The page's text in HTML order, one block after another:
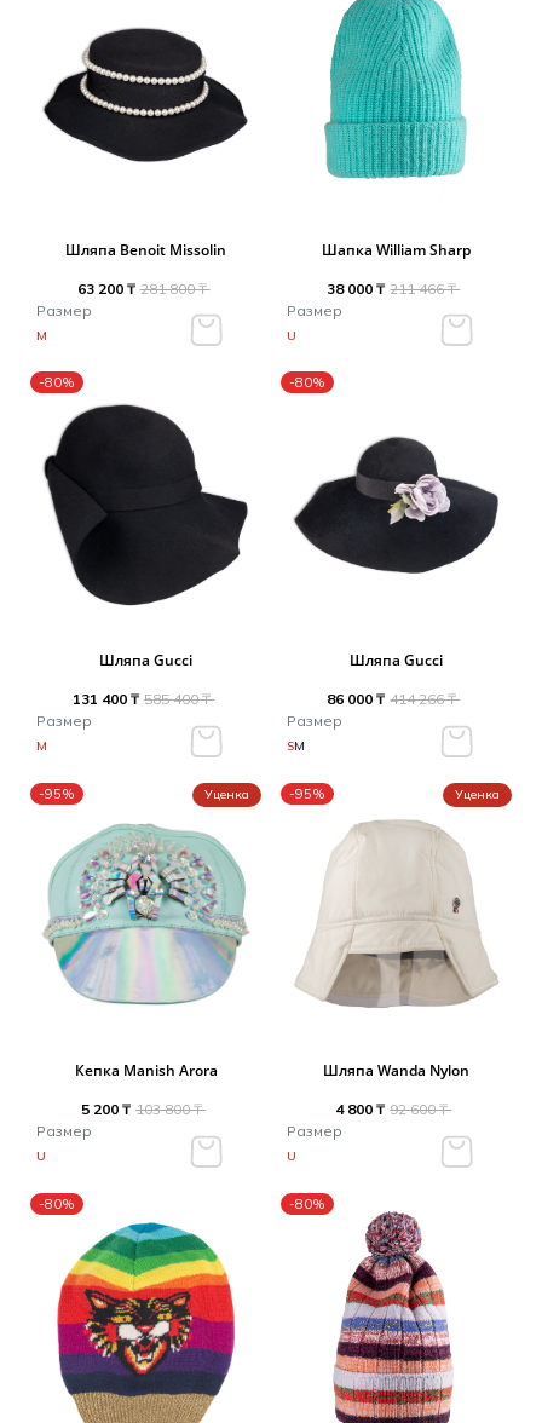
Шляпа Benoit Missolin
63 200 ₸ 281 800 ₸
Размер
M
Шапка William Sharp
38 000 ₸ 211 466 ₸
Размер
U
-80%
Шляпа Gucci
131 400 ₸ 585 400 ₸
Размер
M
-80%
Шляпа Gucci
86 000 ₸ 414 266 ₸
Размер
SM
-95% Уценка
Кепка Manish Arora
5 200 ₸ 103 800 ₸
Размер
U
-95% Уценка
Шляпа Wanda Nylon
4 800 ₸ 92 600 ₸
Размер
U
-80% -80%